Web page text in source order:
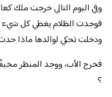
وفي اليوم التالي خرجت ملك
فوجدت الظلام يغطي كل شيء
ودخلت تحكي لوالدها ماذا
فخرج الأب، ووجد المنظر
؟